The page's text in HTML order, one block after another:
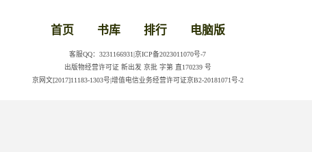
首页 书库 排行 电脑版
客服QQ：3231166931|京ICP备2023011070号-7
出版物经营许可证 新出发 京批 字第 直170239 号
京网文[2017]11183-1303号|增值电信业务经营许可证京B2-20181071号-2